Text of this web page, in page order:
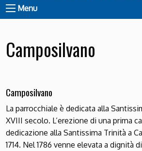
Menu
Camposilvano
Camposilvano
La parrocchiale è dedicata alla
XVIII secolo. L’erezione di una prima
dedicazione alla Santissima Trinità a
1714. Nel 1786 venne elevata a dignità